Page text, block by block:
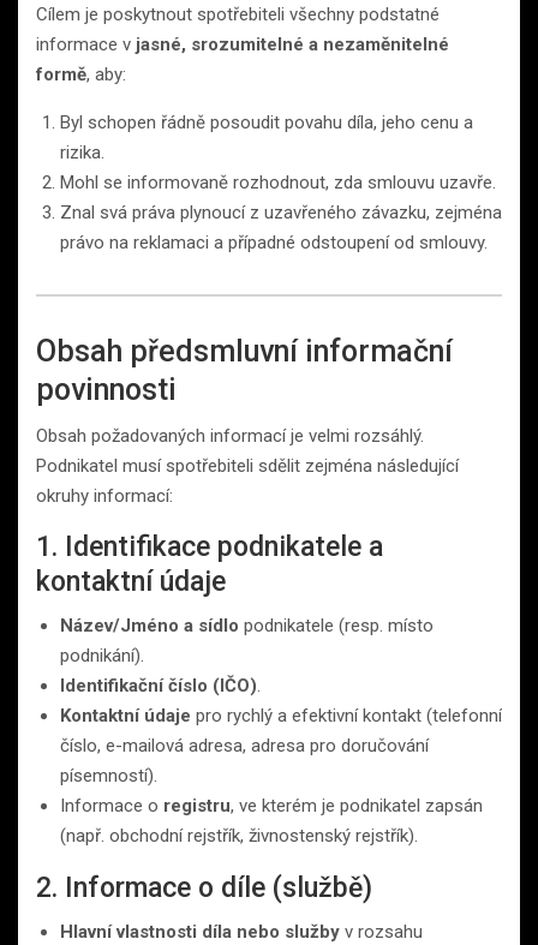
Cílem je poskytnout spotřebiteli všechny podstatné
informace v jasné, srozumitelné a nezaměnitelné
formě, aby:
Byl schopen řádně posoudit povahu díla, jeho cenu a
rizika.
Mohl se informovaně rozhodnout, zda smlouvu uzavře.
Znal svá práva plynoucí z uzavřeného závazku, zejména
právo na reklamaci a případné odstoupení od smlouvy.
Obsah předsmluvní informační
povinnosti
Obsah požadovaných informací je velmi rozsáhlý.
Podnikatel musí spotřebiteli sdělit zejména následující
okruhy informací:
1. Identifikace podnikatele a
kontaktní údaje
Název/Jméno a sídlo podnikatele (resp. místo
podnikání).
Identifikační číslo (IČO).
Kontaktní údaje pro rychlý a efektivní kontakt (telefonní
číslo, e-mailová adresa, adresa pro doručování
písemností).
Informace o registru, ve kterém je podnikatel zapsán
(např. obchodní rejstřík, živnostenský rejstřík).
2. Informace o díle (službě)
Hlavní vlastnosti díla nebo služby v rozsahu